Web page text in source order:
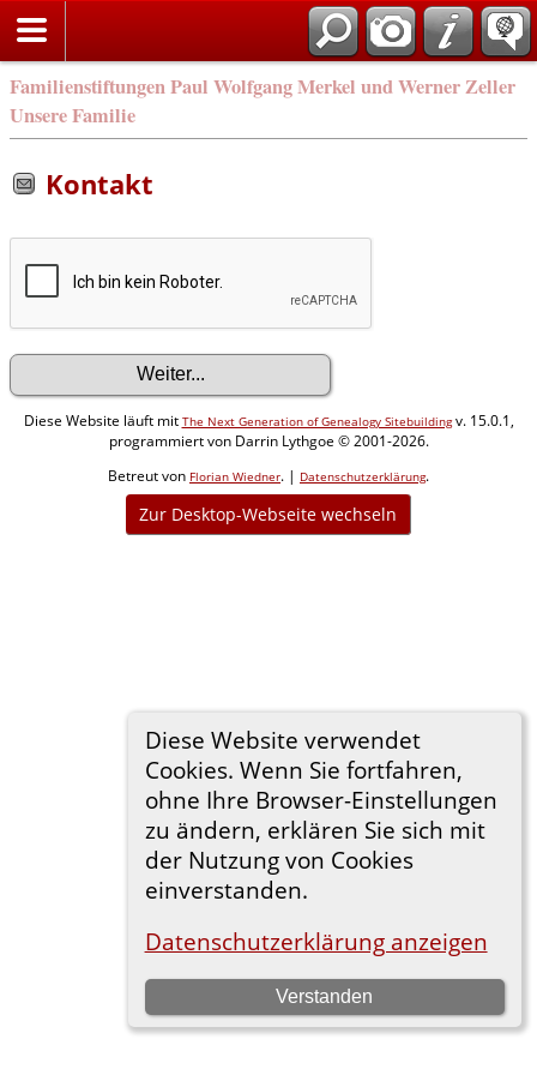
Familienstiftungen Paul Wolfgang Merkel und Werner Zeller
Unsere Familie
Diese Website verwendet
Cookies. Wenn Sie fortfahren,
ohne Ihre Browser-Einstellungen
zu ändern, erklären Sie sich mit
der Nutzung von Cookies
einverstanden.
Datenschutzerklärung anzeigen
Verstanden
Kontakt
Diese Website läuft mit The Next Generation of Genealogy Sitebuildingv. 15.0.1,
programmiert von Darrin Lythgoe © 2001-2026.
Betreut von Florian Wiedner. | Datenschutzerklärung.
Zur Desktop-Webseite wechseln